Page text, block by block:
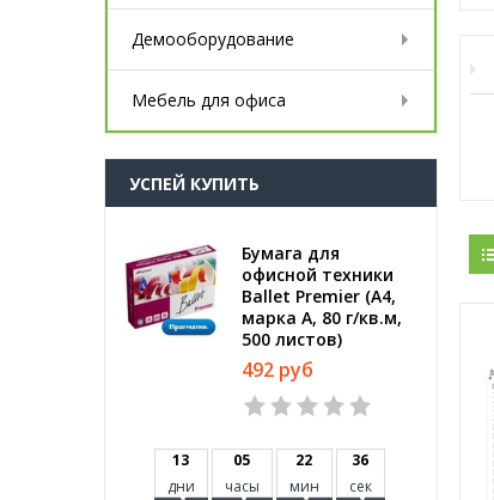
Демооборудование
Мебель для офиса
УСПЕЙ КУПИТЬ
Бумага для
офисной техники
Ballet Premier (А4,
марка A, 80 г/кв.м,
500 листов)
492 руб
13
дни
05
часы
22
мин
35
сек